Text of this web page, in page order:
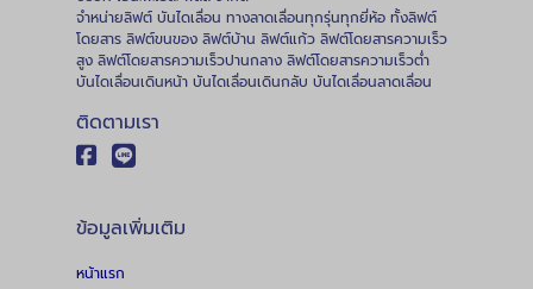
จำหน่ายลิฟต์ บันไดเลื่อน ทางลาดเลื่อนทุกรุ่นทุกยี่ห้อ ทั้งลิฟต์
โดยสาร ลิฟต์ขนของ ลิฟต์บ้าน ลิฟต์แก้ว ลิฟต์โดยสารความเร็ว
สูง ลิฟต์โดยสารความเร็วปานกลาง ลิฟต์โดยสารความเร็วต่ำ
บันไดเลื่อนเดินหน้า บันไดเลื่อนเดินกลับ บันไดเลื่อนลาดเลื่อน
ติดตามเรา
ข้อมูลเพิ่มเติม
หน้าแรก